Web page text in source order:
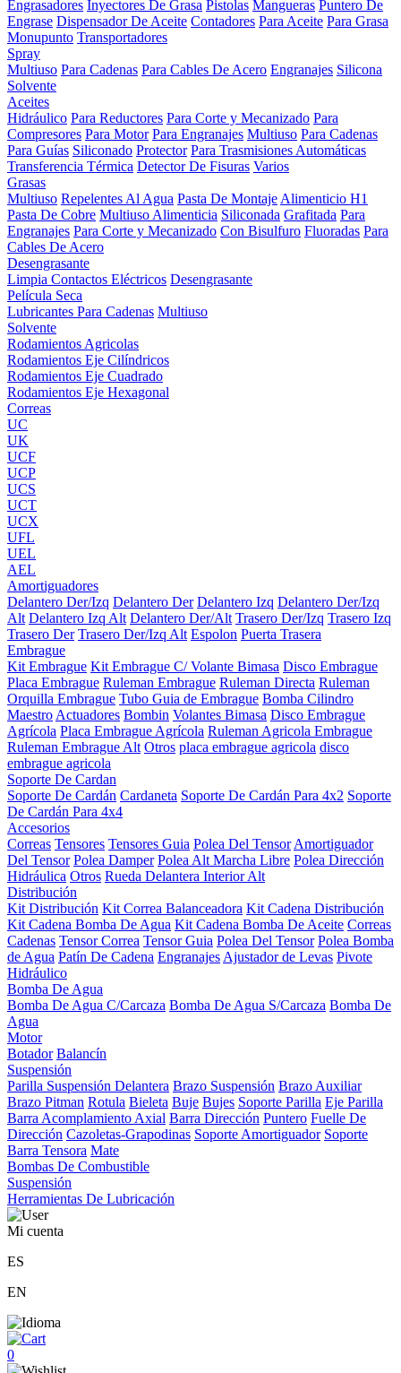
Engrasadores Inyectores De Grasa Pistolas Mangueras Puntero De
Engrase Dispensador De Aceite Contadores Para Aceite Para Grasa
Monupunto Transportadores
Spray
Multiuso Para Cadenas Para Cables De Acero Engranajes Silicona
Solvente
Aceites
Hidráulico Para Reductores Para Corte y Mecanizado Para
Compresores Para Motor Para Engranajes Multiuso Para Cadenas
Para Guías Siliconado Protector Para Trasmisiones Automáticas
Transferencia Térmica Detector De Fisuras Varios
Grasas
Multiuso Repelentes Al Agua Pasta De Montaje Alimenticio H1
Pasta De Cobre Multiuso Alimenticia Siliconada Grafitada Para
Engranajes Para Corte y Mecanizado Con Bisulfuro Fluoradas Para
Cables De Acero
Desengrasante
Limpia Contactos Eléctricos Desengrasante
Película Seca
Lubricantes Para Cadenas Multiuso
Solvente
Rodamientos Agricolas
Rodamientos Eje Cilíndricos
Rodamientos Eje Cuadrado
Rodamientos Eje Hexagonal
Correas
UC
UK
UCF
UCP
UCS
UCT
UCX
UFL
UEL
AEL
Amortiguadores
Delantero Der/Izq Delantero Der Delantero Izq Delantero Der/Izq
Alt Delantero Izq Alt Delantero Der/Alt Trasero Der/Izq Trasero Izq
Trasero Der Trasero Der/Izq Alt Espolon Puerta Trasera
Embrague
Kit Embrague Kit Embrague C/ Volante Bimasa Disco Embrague
Placa Embrague Ruleman Embrague Ruleman Directa Ruleman
Orquilla Embrague Tubo Guia de Embrague Bomba Cilindro
Maestro Actuadores Bombin Volantes Bimasa Disco Embrague
Agrícola Placa Embrague Agrícola Ruleman Agricola Embrague
Ruleman Embrague Alt Otros placa embrague agricola disco
embrague agricola
Soporte De Cardan
Soporte De Cardán Cardaneta Soporte De Cardán Para 4x2 Soporte
De Cardán Para 4x4
Accesorios
Correas Tensores Tensores Guia Polea Del Tensor Amortiguador
Del Tensor Polea Damper Polea Alt Marcha Libre Polea Dirección
Hidráulica Otros Rueda Delantera Interior Alt
Distribución
Kit Distribución Kit Correa Balanceadora Kit Cadena Distribución
Kit Cadena Bomba De Agua Kit Cadena Bomba De Aceite Correas
Cadenas Tensor Correa Tensor Guia Polea Del Tensor Polea Bomba
de Agua Patín De Cadena Engranajes Ajustador de Levas Pivote
Hidráulico
Bomba De Agua
Bomba De Agua C/Carcaza Bomba De Agua S/Carcaza Bomba De
Agua
Motor
Botador Balancín
Suspensión
Parilla Suspensión Delantera Brazo Suspensión Brazo Auxiliar
Brazo Pitman Rotula Bieleta Buje Bujes Soporte Parilla Eje Parilla
Barra Acomplamiento Axial Barra Dirección Puntero Fuelle De
Dirección Cazoletas-Grapodinas Soporte Amortiguador Soporte
Barra Tensora Mate
Bombas De Combustible
Suspensión
Herramientas De Lubricación
Mi cuenta
ES
EN
0